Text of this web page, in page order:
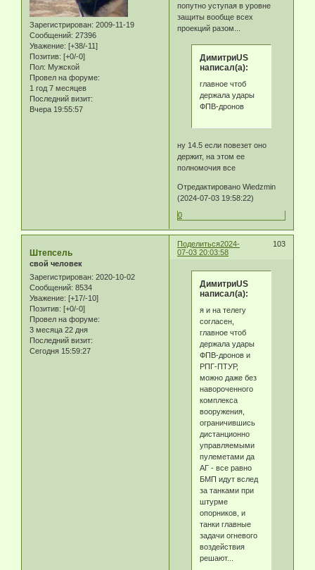
Зарегистрирован: 2009-11-19
Сообщений: 27396
Уважение: [+38/-11]
Позитив: [+0/-0]
Пол: Мужской
Провел на форуме:
1 год 7 месяцев
Последний визит:
Вчера 19:55:57
попутно уступая в уровне
защиты вообще всех
проекций разом...
ДимитриUS
написал(а):
главное чтоб
держала удары
ФПВ-дронов
ну 14.5 если повезет оно
держит, на этом ее
полномочия все
Отредактировано Wiedzmin
(2024-07-03 19:58:22)
0
Поделиться 103
2024-
07-03 20:03:58
Штепсель
свой человек
Зарегистрирован: 2020-10-02
Сообщений: 8534
Уважение: [+17/-10]
Позитив: [+0/-0]
Провел на форуме:
3 месяца 22 дня
Последний визит:
Сегодня 15:59:27
ДимитриUS
написал(а):
я и на телегу
согласен,
главное чтоб
держала удары
ФПВ-дронов и
РПГ-ПТУР,
можно даже без
навороченного
комплекса
вооружения,
ограничившись
дистанционно
управляемыми
пулеметами да
АГ - все равно
БМП идут вслед
за танками при
штурме
опорников, и
танки главные
задачи огневого
воздействия
решают...